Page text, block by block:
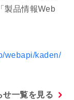
製品情報Web
webapi/kaden/
一覧を見る